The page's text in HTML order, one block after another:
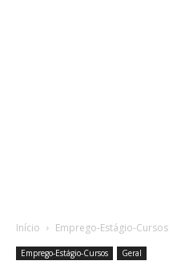
Início Emprego-Estágio-Cursos
Emprego-Estágio-Cursos Geral